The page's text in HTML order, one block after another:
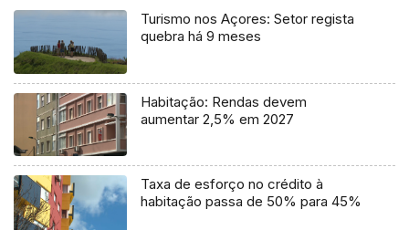
Turismo nos Açores: Setor regista
quebra há 9 meses
Habitação: Rendas devem
aumentar 2,5% em 2027
Taxa de esforço no crédito à
habitação passa de 50% para 45%